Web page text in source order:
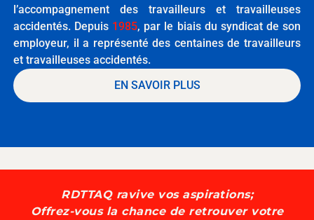
l’accompagnement des travailleurs et travailleuses
accidentés. Depuis 1985, par le biais du syndicat de son
employeur, il a représenté des centaines de travailleurs
et travailleuses accidentés.
EN SAVOIR PLUS
RDTTAQ ravive vos aspirations;
Offrez-vous la chance de retrouver votre